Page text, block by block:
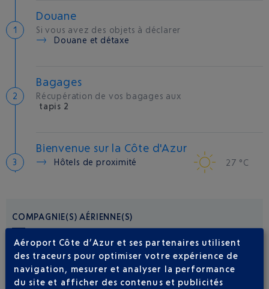
Douane
Si vous avez des objets à déclarer
Douane et détaxe
Bagages
Récupération de vos bagages aux
tapis 2
Bienvenue sur la Côte d'Azur
Hôtels de proximité 27 °C
COMPAGNIE(S) AÉRIENNE(S)
EASYJET EUROPE 09 77 40 77 70
Aéroport Côte d’Azur et ses partenaires utilisent
des traceurs pour optimiser votre expérience de
navigation, mesurer et analyser la performance
du site et afficher des contenus et publicités